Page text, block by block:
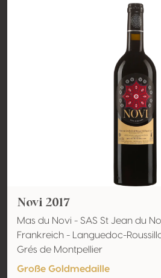
Novi 2017
Mas du Novi - SAS St Jean du
Frankreich - Languedoc-
Grés de Montpellier
Große Goldmedaille